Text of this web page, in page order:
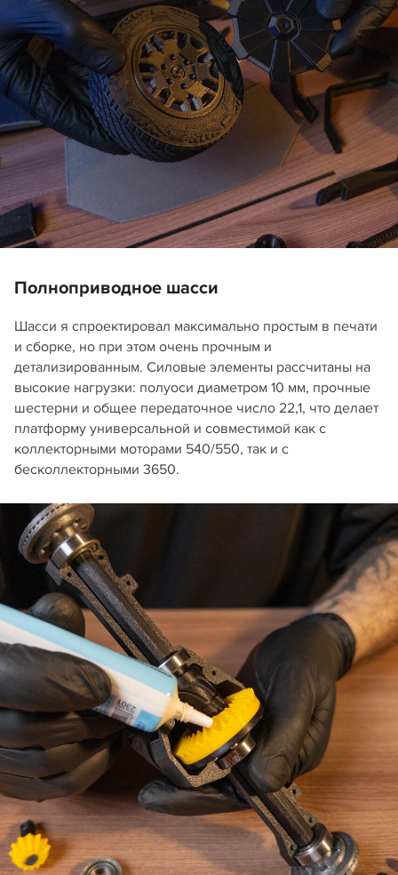
Полноприводное шасси
Шасси я спроектировал максимально простым в печати
и сборке, но при этом очень прочным и
детализированным. Силовые элементы рассчитаны на
высокие нагрузки: полуоси диаметром 10 мм, прочные
шестерни и общее передаточное число 22,1, что делает
платформу универсальной и совместимой как с
коллекторными моторами 540/550, так и с
бесколлекторными 3650.